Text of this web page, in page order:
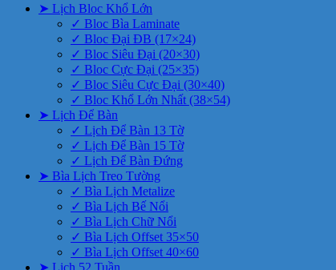
➤ Lịch Bloc Khổ Lớn
✓ Bloc Bìa Laminate
✓ Bloc Đại ĐB (17×24)
✓ Bloc Siêu Đại (20×30)
✓ Bloc Cực Đại (25×35)
✓ Bloc Siêu Cực Đại (30×40)
✓ Bloc Khổ Lớn Nhất (38×54)
➤ Lịch Để Bàn
✓ Lịch Để Bàn 13 Tờ
✓ Lịch Để Bàn 15 Tờ
✓ Lịch Để Bàn Đứng
➤ Bìa Lịch Treo Tường
✓ Bìa Lịch Metalize
✓ Bìa Lịch Bế Nổi
✓ Bìa Lịch Chữ Nổi
✓ Bìa Lịch Offset 35×50
✓ Bìa Lịch Offset 40×60
➤ Lịch 52 Tuần